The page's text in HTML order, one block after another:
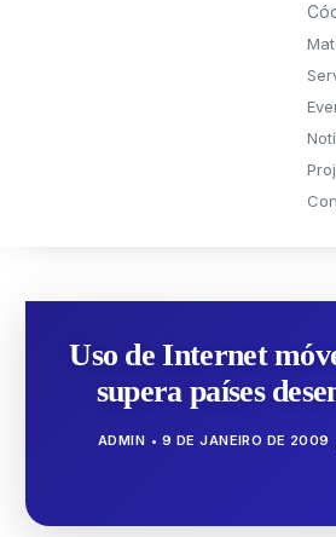
Uso de Internet
supera países
ADMIN 9 DE JANEIRO DE 2009